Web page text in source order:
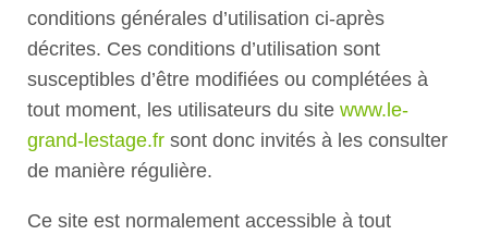
conditions générales d’utilisation ci-après
décrites. Ces conditions d’utilisation sont
susceptibles d’être modifiées ou complétées à
tout moment, les utilisateurs du site www.le-
grand-lestage.fr sont donc invités à les consulter
de manière régulière.
Ce site est normalement accessible à tout